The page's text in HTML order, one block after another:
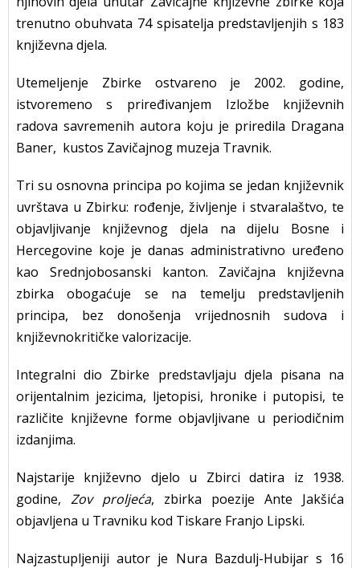
trenutno obuhvata 74 spisatelja predstavljenjih s 183
književna djela.
Utemeljenje Zbirke ostvareno je 2002. godine,
istvoremeno s priređivanjem Izložbe književnih
radova savremenih autora koju je priredila Dragana
Baner, kustos Zavičajnog muzeja Travnik.
Tri su osnovna principa po kojima se jedan književnik
uvrštava u Zbirku: rođenje, življenje i stvaralaštvo, te
objavljivanje književnog djela na dijelu Bosne i
Hercegovine koje je danas administrativno uređeno
kao Srednjobosanski kanton. Zavičajna književna
zbirka obogaćuje se na temelju predstavljenih
principa, bez donošenja vrijednosnih sudova i
književnokritičke valorizacije.
Integralni dio Zbirke predstavljaju djela pisana na
orijentalnim jezicima, ljetopisi, hronike i putopisi, te
različite književne forme objavljivane u periodičnim
izdanjima.
Najstarije književno djelo u Zbirci datira iz 1938.
godine, Zov proljeća, zbirka poezije Ante Jakšića
objavljena u Travniku kod Tiskare Franjo Lipski.
Najzastupljeniji autor je Nura Bazdulj-Hubijar s 16